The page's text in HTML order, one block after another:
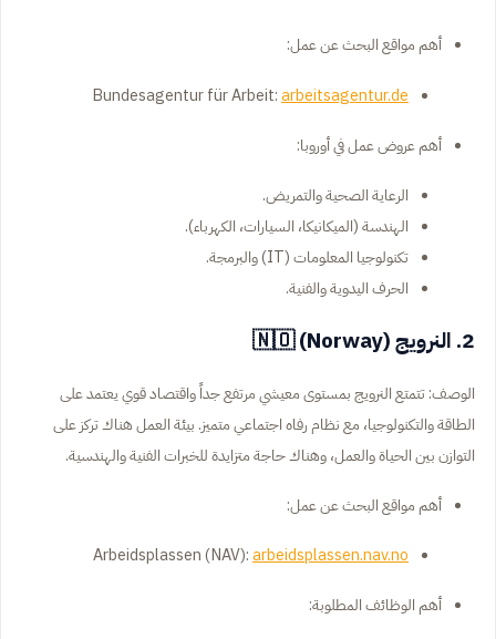
أهم مواقع البحث عن عمل:
Bundesagentur für Arbeit:arbeitsagentur.de
أهم عروض عمل في أوروبا:
الرعاية الصحية والتمريض.
الهندسة (الميكانيكا، السيارات، الكهرباء).
تكنولوجيا المعلومات (IT) والبرمجة.
الحرف اليدوية والفنية.
2. النرويج (Norway) 🇳🇴
الوصف: تتمتع النرويج بمستوى معيشي مرتفع جداً واقتصاد قوي يعتمد على
الطاقة والتكنولوجيا، مع نظام رفاه اجتماعي متميز. بيئة العمل هناك تركز على
التوازن بين الحياة والعمل، وهناك حاجة متزايدة للخبرات الفنية والهندسية.
أهم مواقع البحث عن عمل:
Arbeidsplassen (NAV):arbeidsplassen.nav.no
أهم الوظائف المطلوبة: